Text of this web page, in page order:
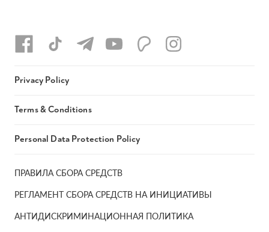
ПРАВИЛА СБОРА СРЕДСТВ
РЕГЛАМЕНТ СБОРА СРЕДСТВ НА ИНИЦИАТИВЫ
АНТИДИСКРИМИНАЦИОННАЯ ПОЛИТИКА
Privacy Policy
Terms & Conditions
Personal Data Protection Policy